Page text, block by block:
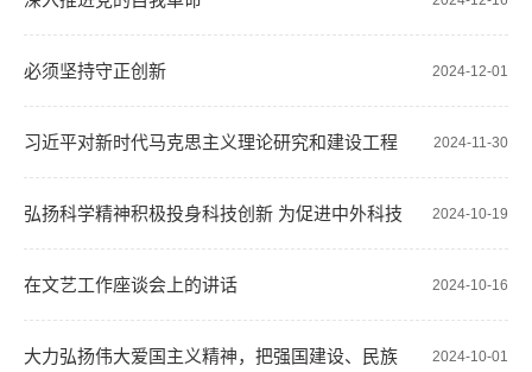
2024-12-01
必须坚持守正创新
2024-11-30
习近平对新时代马克思主义理论研究和建设工程
作出重要指示 2024-10-19
弘扬科学精神积极投身科技创新 为促进中外科技
交流推动科技进步贡献青春力量 2024-10-16
在文艺工作座谈会上的讲话
2024-10-01
大力弘扬伟大爱国主义精神，把强国建设、民族